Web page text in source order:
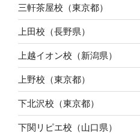
三軒茶屋校（東京都）
上田校（長野県）
上越イオン校（新潟県）
上野校（東京都）
下北沢校（東京都）
下関リピエ校（山口県）